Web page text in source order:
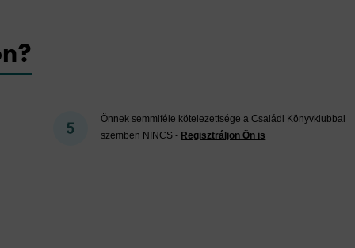
Önnek semmiféle kötelezettsége a Családi Könyvklubbal
szemben NINCS - Regisztráljon Ön is